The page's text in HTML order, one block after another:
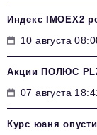
Индекс IMOEX2
10 августа
Акции ПОЛЮС
07 августа
Курс юаня